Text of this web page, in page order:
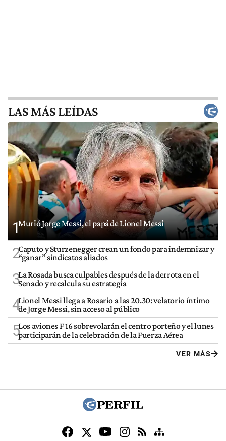
LAS MÁS LEÍDAS
1Murió Jorge Messi, el papá de Lionel Messi
2Caputo y Sturzenegger crean un fondo para indemnizar y
“ganar” sindicatos aliados
3La Rosada busca culpables después de la derrota en el
Senado y recalcula su estrategia
4Lionel Messi llega a Rosario a las 20.30: velatorio íntimo
de Jorge Messi, sin acceso al público
5Los aviones F 16 sobrevolarán el centro porteño y el lunes
participarán de la celebración de la Fuerza Aérea
VER MÁS